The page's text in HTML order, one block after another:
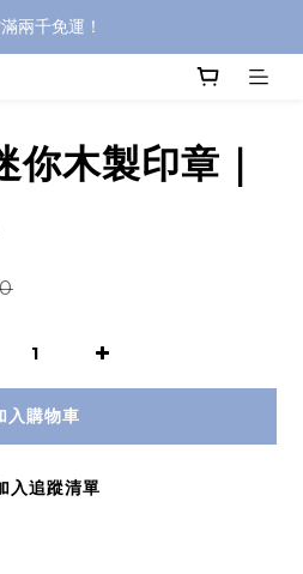
兩千免運！
兩千免運！
木製印章｜
入購物車
入追蹤清單